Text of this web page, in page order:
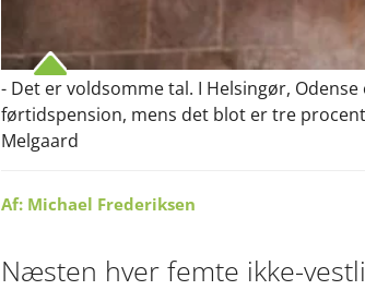
- Det er voldsomme tal. I Helsingør,
førtidspension, mens det blot er tre procent
Melgaard
Af: Michael Frederiksen
Næsten hver femte ikke-